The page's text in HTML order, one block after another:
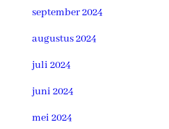
september 2024
augustus 2024
juli 2024
juni 2024
mei 2024